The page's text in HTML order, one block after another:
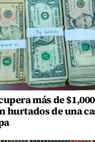
más de
hurtados de una